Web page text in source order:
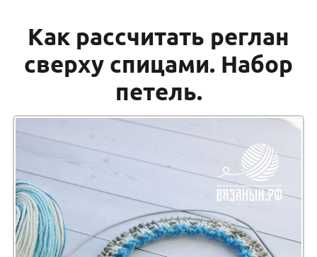
Как рассчитать реглан
сверху спицами. Набор
петель.